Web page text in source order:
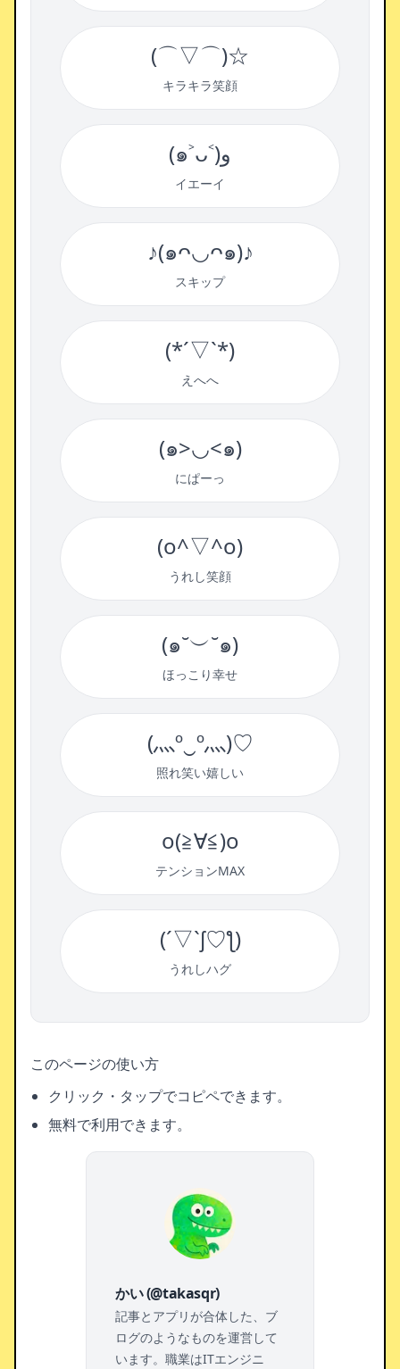
(⌒▽⌒)☆
キラキラ笑顔
(๑˃ᴗ˂)ﻭ
イエーイ
♪(๑ᴖ◡ᴖ๑)♪
スキップ
(*´▽`*)
えへへ
(๑>◡<๑)
にぱーっ
(o^▽^o)
うれし笑顔
(๑˘︶˘๑)
ほっこり幸せ
(灬º‿º灬)♡
照れ笑い嬉しい
o(≧∀≦)o
テンションMAX
(´▽`ʃ♡ƪ)
うれしハグ
このページの使い方
クリック・タップでコピペできます。
無料で利用できます。
かい (@takasqr)
記事とアプリが合体した、ブ
ログのようなものを運営して
います。職業はITエンジニ